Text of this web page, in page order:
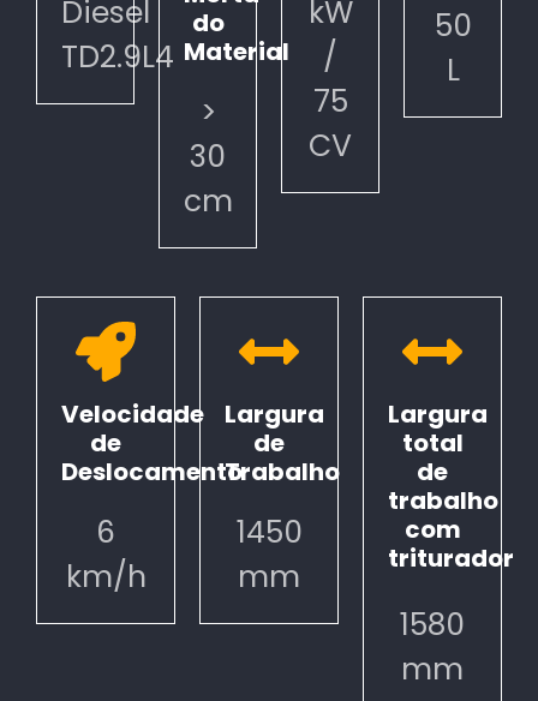
Diesel
TD2.9L4
do
Material
>
30
cm
kW
/
75
CV
50
L
Velocidade
de
Deslocamento
6
km/h
Largura
de
Trabalho
1450
mm
Largura
total
de
trabalho
com
triturador
1580
mm